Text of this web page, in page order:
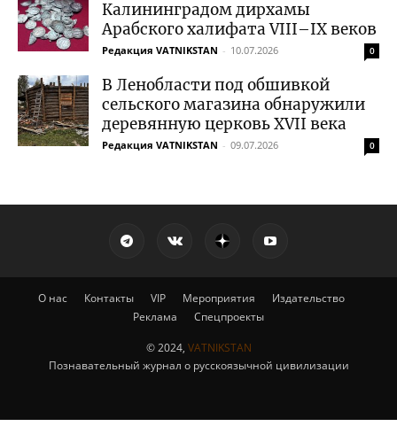
Калининградом дирхамы
Арабского халифата VIII–IX веков
Редакция VATNIKSTAN - 10.07.2026 0
В Ленобласти под обшивкой
сельского магазина обнаружили
деревянную церковь XVII века
Редакция VATNIKSTAN - 09.07.2026 0
О нас Контакты VIP Мероприятия
Издательство
Реклама
Спецпроекты
© 2024, VATNIKSTAN
Познавательный журнал о русскоязычной цивилизации